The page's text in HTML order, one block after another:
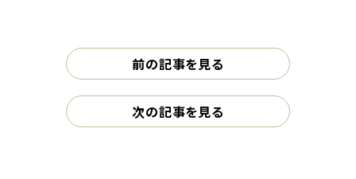
前の記事を見る
次の記事を見る